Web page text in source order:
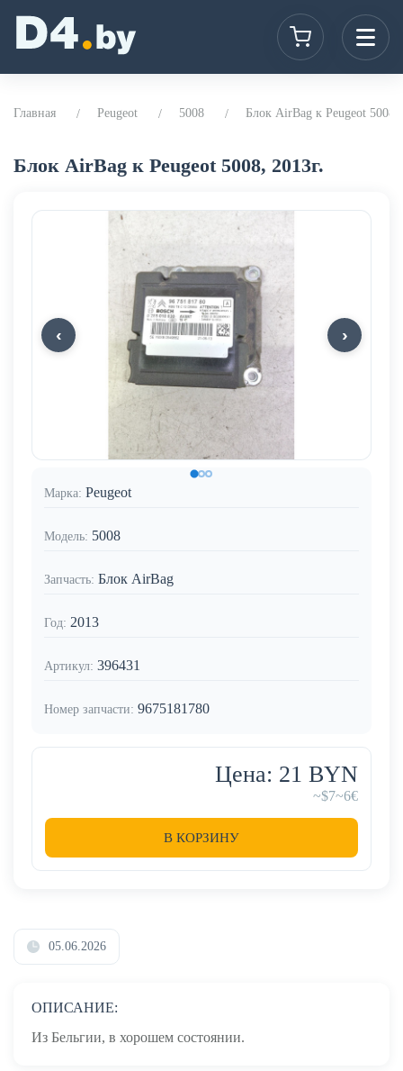
Главная Peugeot 5008 Блок AirBag к Peugeot 5008,
Блок AirBag к Peugeot 5008, 2013г.
Марка: Peugeot
Модель: 5008
Запчасть: Блок AirBag
Год: 2013
Артикул: 396431
Номер запчасти: 9675181780
Цена: 21 BYN
~$7~6€
В КОРЗИНУ
05.06.2026
ОПИСАНИЕ:
Из Бельгии, в хорошем состоянии.